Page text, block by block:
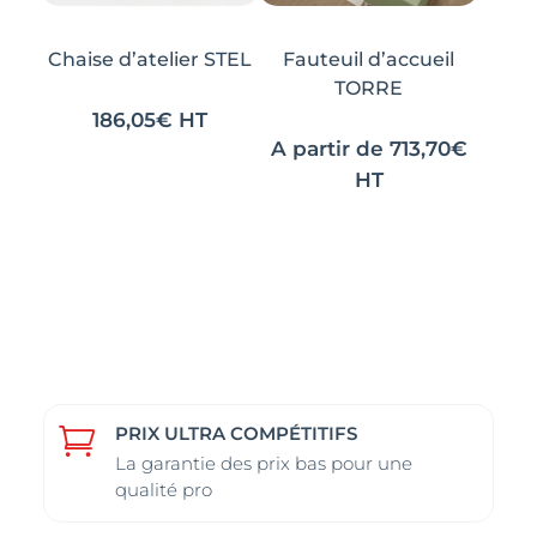
la
du
la
du
la
page
produit
la
page
produit
Chaise d’atelier STEL
186,05€ HT
Fauteuil d’accueil
TORRE
A partir de 713,70€
HT

PRIX ULTRA COMPÉTITIFS
La garantie des prix bas pour une
qualité pro